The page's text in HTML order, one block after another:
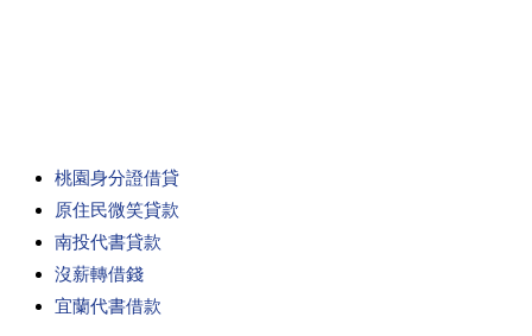
桃園身分證借貸
原住民微笑貸款
南投代書貸款
沒薪轉借錢
宜蘭代書借款